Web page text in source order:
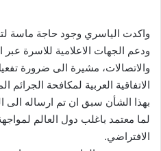
واكدت الياسري وجود حاجة ماسة
ودعم الجهات الاعلامية للاسرة عبر
والاتصالات، مشيرة الى ضرورة
الاتفاقية العربية لمكافحة الجرائم
لما معتمد باغلب دول العالم لمواجهة
الافتراضي.